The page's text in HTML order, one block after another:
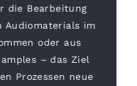
die Bearbeitung
Audiomaterials im
oder aus
– das Ziel
Prozessen neue